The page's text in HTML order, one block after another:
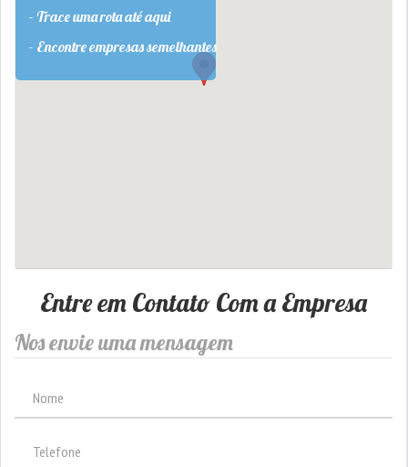
- Trace uma rota até aqui
- Encontre empresas semelhantes
Entre em Contato Com a Empresa
Nos envie uma mensagem